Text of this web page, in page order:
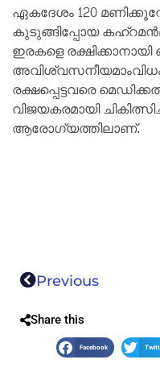
ഏകദേശം 120
കുടുങ്ങിപ്പോയ
ഇരകളെ രക്ഷിക്കാനായി
രക്ഷപ്പെട്ടവരെ
വിജയകരമായി
ആരോഗ്യത്തിലാണ്.
Previous
Share this
Facebook